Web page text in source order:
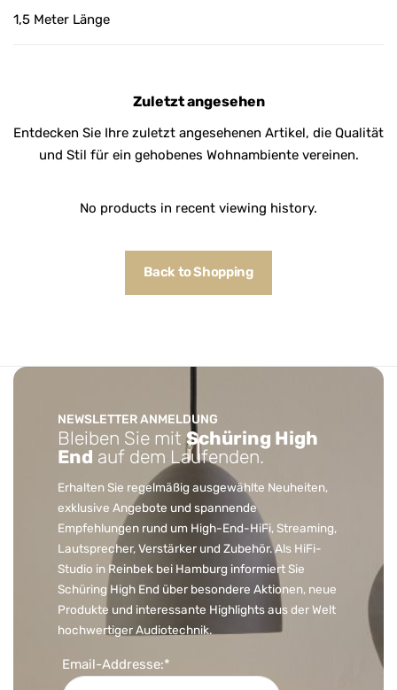
1,5 Meter Länge
Zuletzt angesehen
Entdecken Sie Ihre zuletzt angesehenen Artikel, die Qualität
und Stil für ein gehobenes Wohnambiente vereinen.
No products in recent viewing history.
Back to Shopping
NEWSLETTER ANMELDUNG
Bleiben Sie mit Schüring High
End auf dem Laufenden.
Erhalten Sie regelmäßig ausgewählte Neuheiten,
exklusive Angebote und spannende
Empfehlungen rund um High-End-HiFi, Streaming,
Lautsprecher, Verstärker und Zubehör. Als HiFi-
Studio in Reinbek bei Hamburg informiert Sie
Schüring High End über besondere Aktionen, neue
Produkte und interessante Highlights aus der Welt
hochwertiger Audiotechnik.
Email-Addresse:*